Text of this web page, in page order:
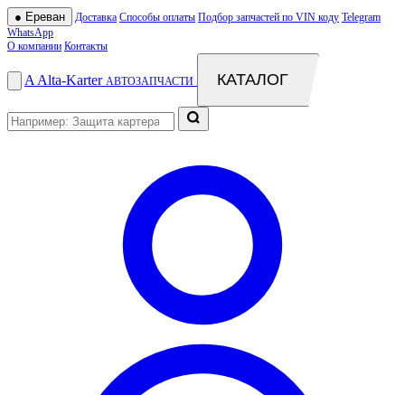
● Ереван Доставка Способы оплаты Подбор запчастей по VIN коду Telegram
WhatsApp
О компании Контакты
A Alta-Karter АВТОЗАПЧАСТИ КАТАЛОГ